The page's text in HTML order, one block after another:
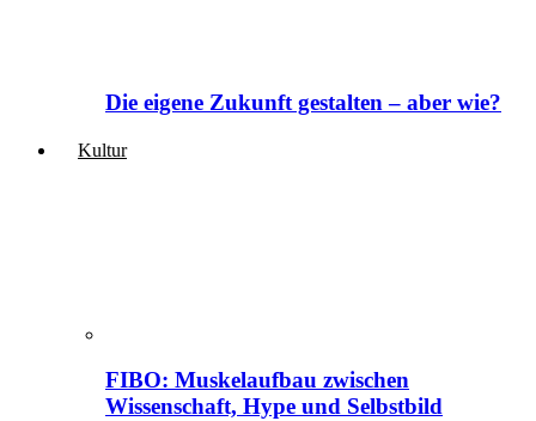
Die eigene Zukunft gestalten – aber wie?
Kultur
FIBO: Muskelaufbau zwischen
Wissenschaft, Hype und Selbstbild